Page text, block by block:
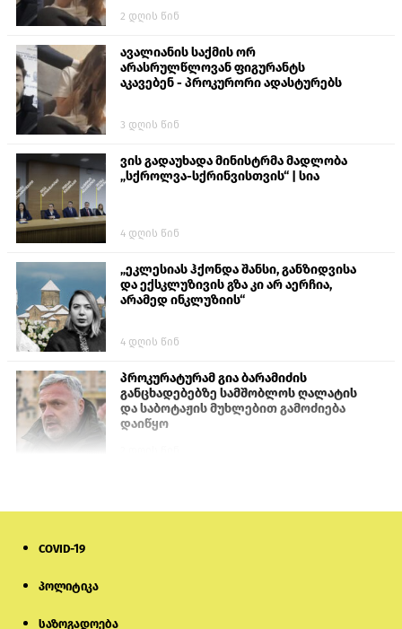
თავს დასხმოდა გიგა ავალიანს“
2 დღის წინ
ავალიანის საქმის ორ
არასრულწლოვან ფიგურანტს
აკავებენ - პროკურორი ადასტურებს
3 დღის წინ
ვის გადაუხადა მინისტრმა მადლობა
„სქროლვა-სქრინვისთვის“ | სია
4 დღის წინ
„ეკლესიას ჰქონდა შანსი, განზიდვისა
და ექსკლუზივის გზა კი არ აერჩია,
არამედ ინკლუზიის“
4 დღის წინ
პროკურატურამ გია ბარამიძის
განცხადებებზე სამშობლოს ღალატის
და საბოტაჟის მუხლებით გამოძიება
დაიწყო
COVID-19
პოლიტიკა
საზოგადოება